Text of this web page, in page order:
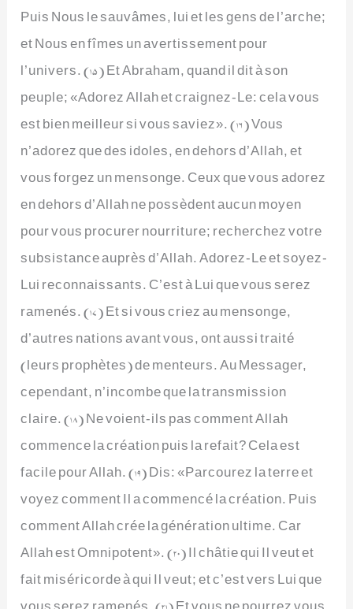
Puis Nous le sauvâmes, lui et les gens de l’arche;
et Nous en fîmes un avertissement pour
l’univers. (15) Et Abraham, quand il dit à son
peuple; «Adorez Allah et craignez-Le: cela vous
est bien meilleur si vous saviez». (16) Vous
n’adorez que des idoles, en dehors d’Allah, et
vous forgez un mensonge. Ceux que vous adorez
en dehors d’Allah ne possèdent aucun moyen
pour vous procurer nourriture; recherchez votre
subsistance auprès d’Allah. Adorez-Le et soyez-
Lui reconnaissants. C’est à Lui que vous serez
ramenés. (17) Et si vous criez au mensonge,
d’autres nations avant vous, ont aussi traité
(leurs prophètes) de menteurs. Au Messager,
cependant, n’incombe que la transmission
claire. (18) Ne voient-ils pas comment Allah
commence la création puis la refait? Cela est
facile pour Allah. (19) Dis: «Parcourez la terre et
voyez comment Il a commencé la création. Puis
comment Allah crée la génération ultime. Car
Allah est Omnipotent». (20) Il châtie qui Il veut et
fait miséricorde à qui Il veut; et c’est vers Lui que